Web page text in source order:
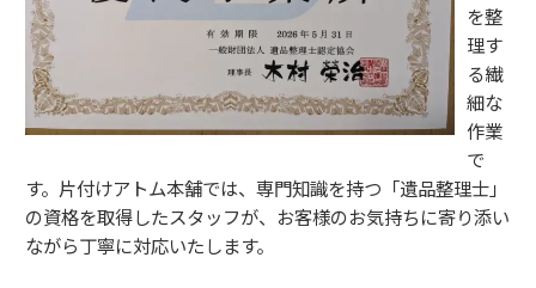
を整
理す
る繊
細な
作業
で
す。片付けアトム本舗では、専門知識を持つ「遺品整理士」
の資格を取得したスタッフが、お客様のお気持ちに寄り添い
ながら丁寧に対応いたします。